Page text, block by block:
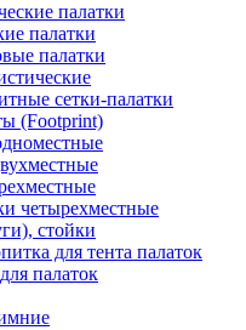
палатки
палатки
палатки
сетки-палатки
(Footprint)
четырехместные
стойки
для тента палаток
палаток